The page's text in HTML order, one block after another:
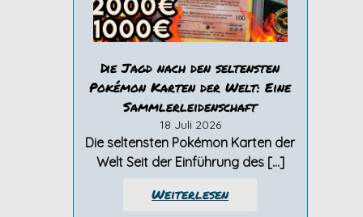
Die Jagd nach den seltensten
Pokémon Karten der Welt: Eine
Sammlerleidenschaft
18 Juli 2026
Die seltensten Pokémon Karten der
Welt Seit der Einführung des […]
Weiterlesen